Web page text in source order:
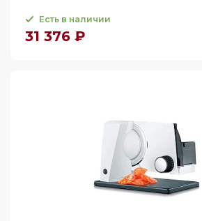
Есть в наличии
31 376 ₽